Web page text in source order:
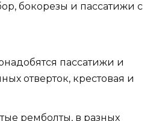
бокорезы и пассатижи с
пассатижи и
отверток, крестовая и
ремболты, в разных